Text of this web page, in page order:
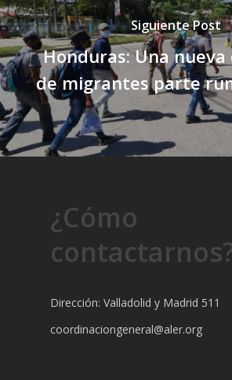
Siguiente Post
Honduras: Una nueva
de migrantes parte
¿Cómo
Dirección: Valladolid y Madrid 511
coordinaciongeneral@aler.org